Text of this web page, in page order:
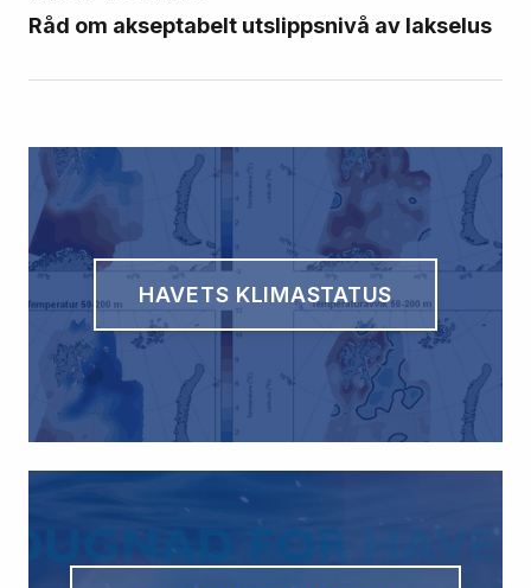
Råd om akseptabelt utslippsnivå av lakselus
HAVETS KLIMASTATUS